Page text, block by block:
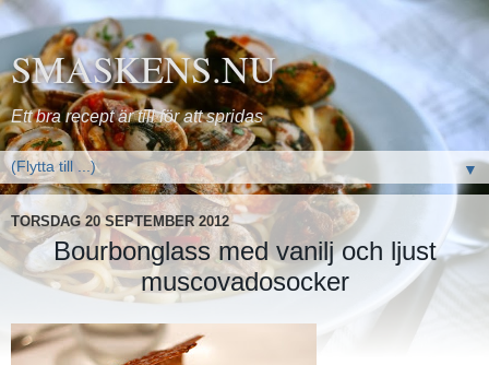
SMASKENS.NU
Ett bra recept är till för att spridas
▼
TORSDAG 20 SEPTEMBER 2012
Bourbonglass med vanilj och ljust
muscovadosocker